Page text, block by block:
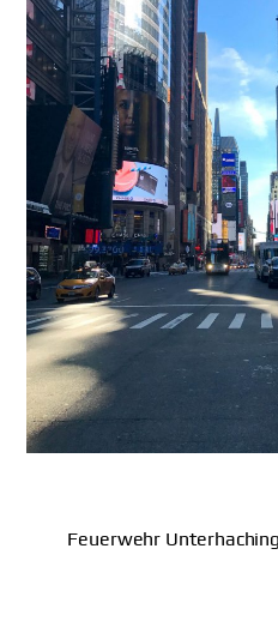
Feuerwehr